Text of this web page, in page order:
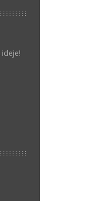
ideje!